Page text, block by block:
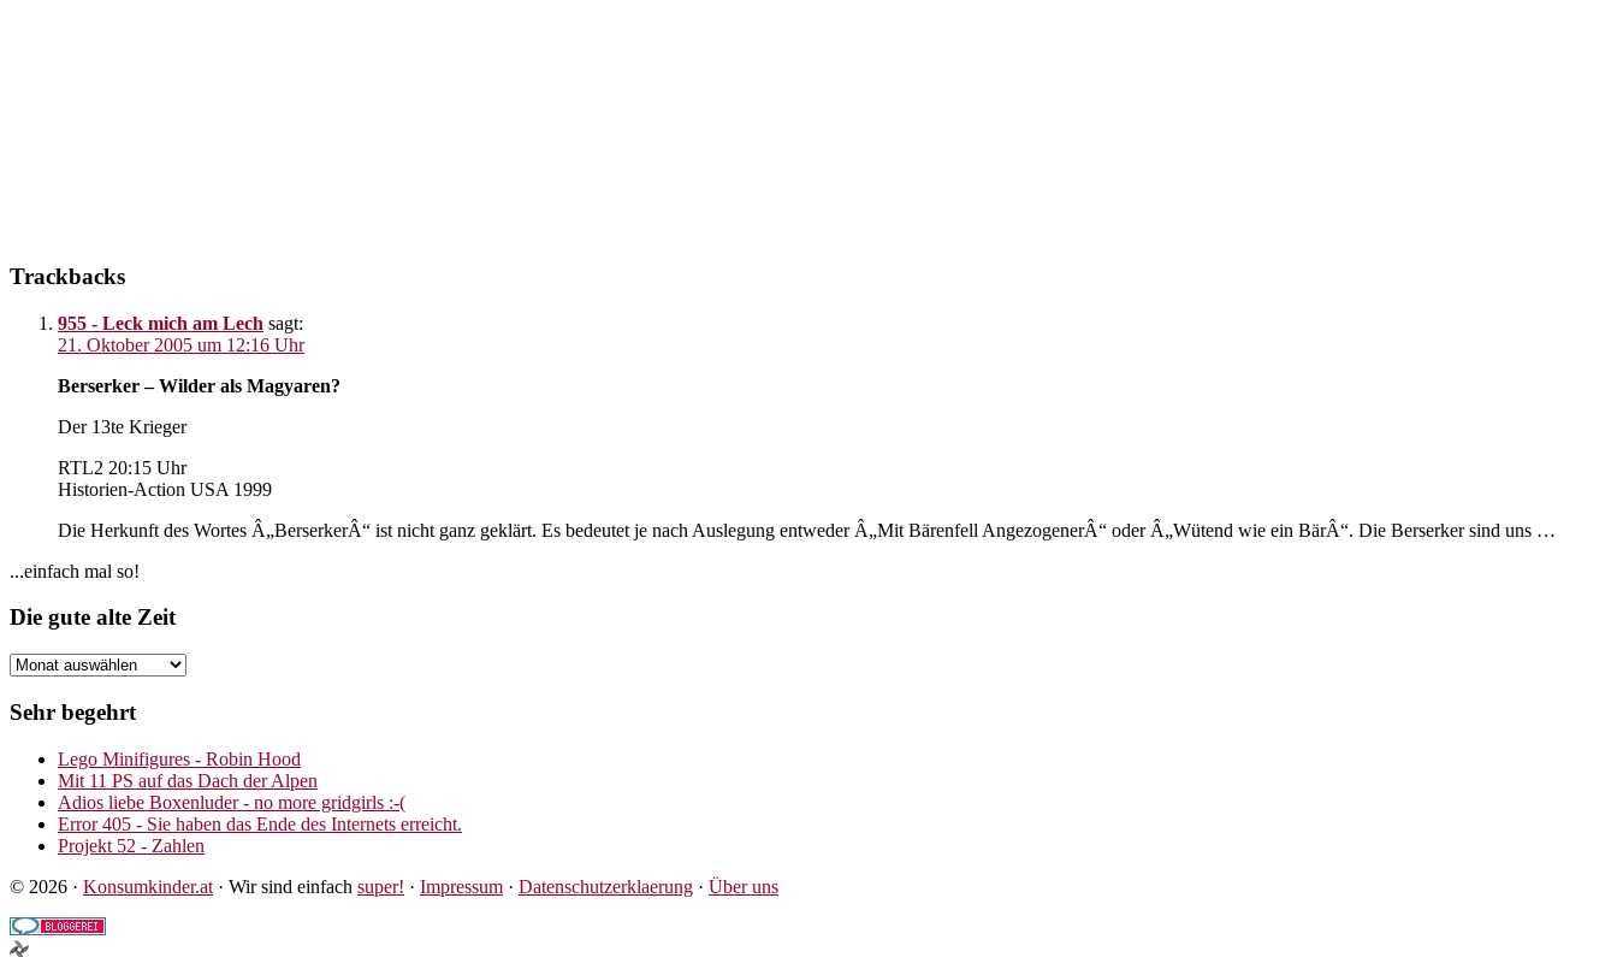
Interaktionen
Trackbacks
955 - Leck mich am Lech sagt:
21. Oktober 2005 um 12:16 Uhr
Berserker – Wilder als Magyaren?
Der 13te Krieger
RTL2 20:15 Uhr
Historien-Action USA 1999
Die Herkunft des Wortes Â„BerserkerÂ“ ist nicht ganz geklärt. Es bedeutet je nach Auslegung entweder Â„Mit Bärenfell AngezogenerÂ“ oder Â„Wütend wie ein BärÂ“. Die Berserker sind uns …
Seitenspalte
...einfach mal so!
Footer
Die gute alte Zeit
Die
alte
Sehr begehrt
Lego Minifigures - Robin Hood
Mit 11 PS auf das Dach der Alpen
Adios liebe Boxenluder - no more gridgirls :-(
Error 405 - Sie haben das Ende des Internets erreicht.
Projekt 52 - Zahlen
© 2026 · Konsumkinder.at · Wir sind einfach super! · Impressum · Datenschutzerklaerung · Über uns